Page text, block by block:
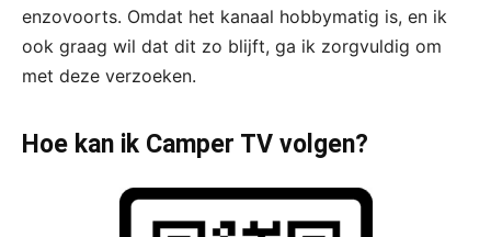
enzovoorts. Omdat het kanaal hobbymatig is, en ik
ook graag wil dat dit zo blijft, ga ik zorgvuldig om
met deze verzoeken.
Hoe kan ik Camper TV volgen?